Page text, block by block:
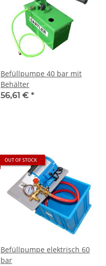
Befüllpumpe 40 bar mit
Behälter
56,61 € *
OUT OF STOCK
Befüllpumpe elektrisch 60
bar